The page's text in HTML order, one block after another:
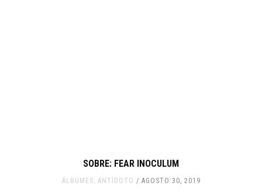
SOBRE: FEAR INOCULUM
ÁLBUMES ANTÍDOTO AGOSTO 30, 2019